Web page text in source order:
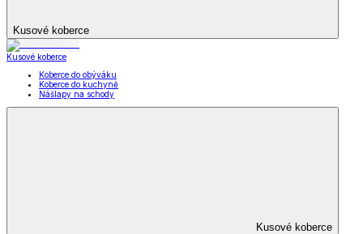
Kusové koberce
Kusové koberce
Koberce do obýváku
Koberce do kuchyně
Nášlapy na schody
Kusové koberce